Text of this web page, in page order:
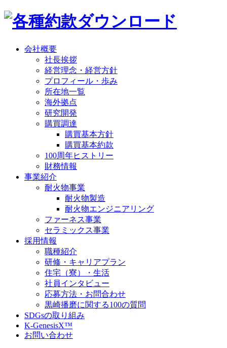
会社概要
社長挨拶
経営理念・経営方針
プロフィール・歩み
所在地一覧
海外拠点
研究開発
購買調達
購買基本方針
購買基本約款
100周年ヒストリー
財務情報
事業紹介
耐火物事業
耐火物製造
耐火物エンジニアリング
ファーネス事業
セラミックス事業
採用情報
職種紹介
研修・キャリアプラン
住宅（寮）・生活
社員インタビュー
応募方法・お問合わせ
黒崎播磨に関する100の質問
SDGsの取り組み
K-GenesisX™
お問い合わせ